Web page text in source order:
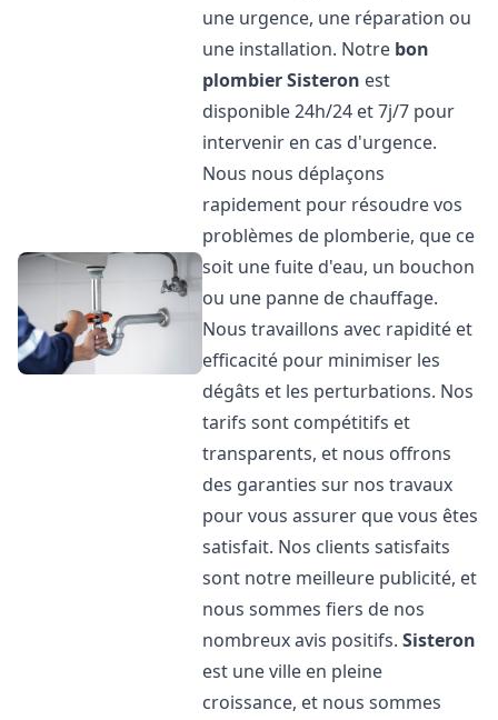
une urgence, une réparation ou
une installation. Notre bon
plombierSisteron est
disponible 24h/24 et 7j/7 pour
intervenir en cas d'urgence.
Nous nous déplaçons
rapidement pour résoudre vos
problèmes de plomberie, que ce
soit une fuite d'eau, un bouchon
ou une panne de chauffage.
Nous travaillons avec rapidité et
efficacité pour minimiser les
dégâts et les perturbations. Nos
tarifs sont compétitifs et
transparents, et nous offrons
des garanties sur nos travaux
pour vous assurer que vous êtes
satisfait. Nos clients satisfaits
sont notre meilleure publicité, et
nous sommes fiers de nos
nombreux avis positifs.Sisteron
est une ville en pleine
croissance, et nous sommes